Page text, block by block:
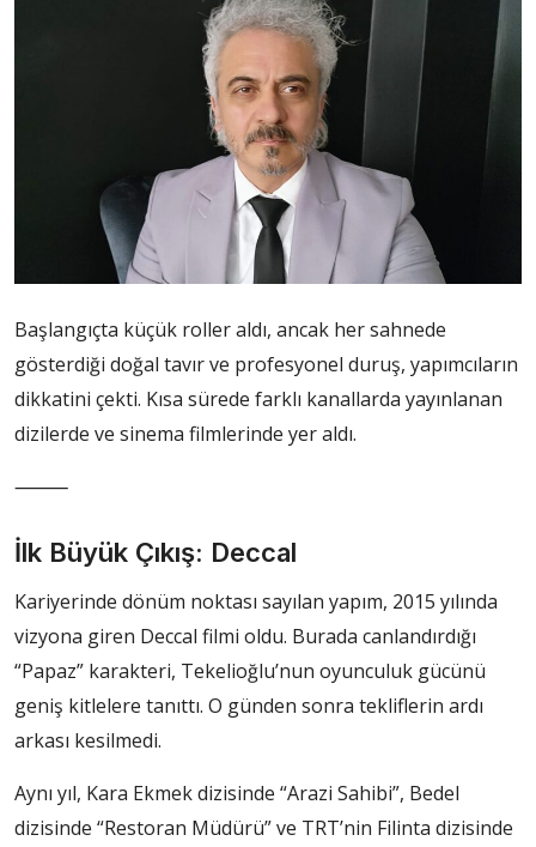
Başlangıçta küçük roller aldı, ancak her sahnede
gösterdiği doğal tavır ve profesyonel duruş, yapımcıların
dikkatini çekti. Kısa sürede farklı kanallarda yayınlanan
dizilerde ve sinema filmlerinde yer aldı.
⸻
İlk Büyük Çıkış: Deccal
Kariyerinde dönüm noktası sayılan yapım, 2015 yılında
vizyona giren Deccal filmi oldu. Burada canlandırdığı
“Papaz” karakteri, Tekelioğlu’nun oyunculuk gücünü
geniş kitlelere tanıttı. O günden sonra tekliflerin ardı
arkası kesilmedi.
Aynı yıl, Kara Ekmek dizisinde “Arazi Sahibi”, Bedel
dizisinde “Restoran Müdürü” ve TRT’nin Filinta dizisinde